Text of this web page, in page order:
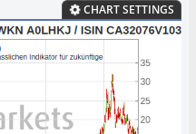
CHART SETTINGS